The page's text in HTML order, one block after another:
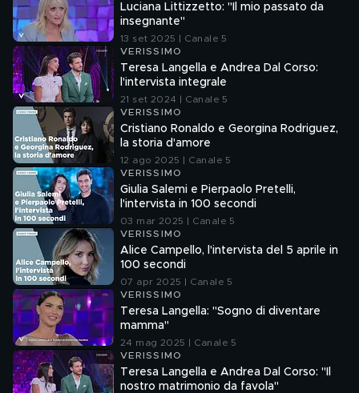
Luciana Littizzetto: "Il mio passato da
insegnante"
13 set 2025 | Canale 5
VERISSIMO
Teresa Langella e Andrea Dal Corso:
l'intervista integrale
21 set 2024 | Canale 5
VERISSIMO
Cristiano Ronaldo e Georgina Rodriguez,
la storia d'amore
12 ago 2025 | Canale 5
VERISSIMO
Giulia Salemi e Pierpaolo Pretelli,
l'intervista in 100 secondi
03 mar 2025 | Canale 5
VERISSIMO
Alice Campello, l'intervista del 5 aprile in
100 secondi
07 apr 2025 | Canale 5
VERISSIMO
Teresa Langella: "Sogno di diventare
mamma"
24 mag 2025 | Canale 5
VERISSIMO
Teresa Langella e Andrea Dal Corso: "Il
nostro matrimonio da favola"